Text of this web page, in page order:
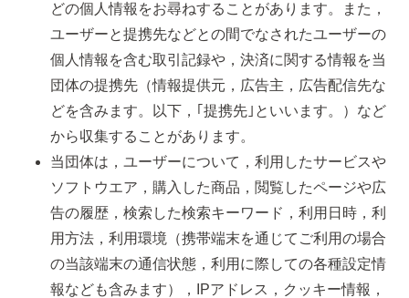
どの個人情報をお尋ねすることがあります。また，
ユーザーと提携先などとの間でなされたユーザーの
個人情報を含む取引記録や，決済に関する情報を当
団体の提携先（情報提供元，広告主，広告配信先な
どを含みます。以下，｢提携先｣といいます。）など
から収集することがあります。
当団体は，ユーザーについて，利用したサービスや
ソフトウエア，購入した商品，閲覧したページや広
告の履歴，検索した検索キーワード，利用日時，利
用方法，利用環境（携帯端末を通じてご利用の場合
の当該端末の通信状態，利用に際しての各種設定情
報なども含みます），IPアドレス，クッキー情報，